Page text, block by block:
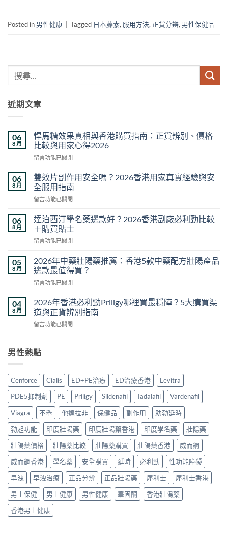
Posted in 男性健康 Tagged 日本藤素, 服用方法, 正貨分辨, 男性保健品
近期文章
06
8 月
悍馬糖效果真相與香港購買指南：正貨辨別、價格
比較與用家心得2026
在
馬
糖
效
果
相
與
香
港
買
指
正
辨
別、
價
較
與
家
心
得
2026〉
中
留言功能已關閉
06
8 月
雙效片副作用安全嗎？2026香港用家真實經驗與安
全服用指南
在
效
片
副
作
安
全
嗎？
2026
港
用
真
驗
全
服
用
指
南〉
中
留言功能已關閉
06
8 月
達泊西汀學名藥邊款好？2026香港副廠必利勁比較
＋購買貼士
在
泊
西
汀
學
藥
邊
款
好？
港
必
利
勁
比
＋
購
買
貼
士〉
中
留言功能已關閉
05
8 月
2026年中藥壯陽藥推薦：香港5款中藥配方壯陽產品
邊款最值得買？
在
年
中
藥
壯
推
5
款
中
配
方
壯
陽
產
品
邊
款
最
值
得
買？〉
留言功能已關閉
04
8 月
2026年香港必利勁Priligy哪裡買最穩陣？5大購買渠
道與正貨辨別指南
在
香
港
利
勁
Priligy
哪
裡
買
最
穩
陣？
5
大
購
買
渠
道
與
正
留言功能已關閉
男性熱點
Cenforce Cialis ED+PE治療 ED治療香港
Levitra
PDE5抑制劑
PE Priligy Sildenafil Tadalafil
Vardenafil
Viagra
不舉 他達拉非 保健品 副作用
助勃延時
勃起功能
印度壯陽藥 印度壯陽藥香港 印度學名藥
壯陽藥
壯陽藥價格
壯陽藥比較 壯陽藥購買 壯陽藥香港
威而鋼
威而鋼香港
學名藥 安全購買 延時 必利勁
性功能障礙
早洩
早洩治療 正品分辨 正品壯陽藥 犀利士
犀利士香港
男士保健
男士健康 男性健康 睪固酮
香港壯陽藥
香港男士健康